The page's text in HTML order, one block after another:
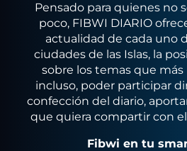
Pensado para quienes no
poco, FIBWI DIARIO
actualidad de cada uno
ciudades de las Islas, la
sobre los temas que más
incluso, poder participar
confección del diario,
que quiera compartir con
Fibwi en tu